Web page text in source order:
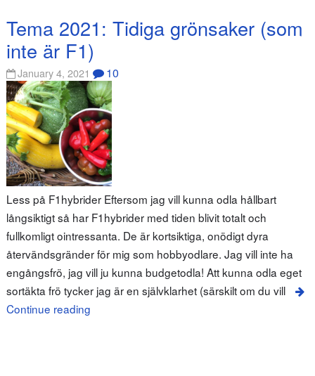
Tema 2021: Tidiga grönsaker (som
inte är F1)
January 4, 2021 10
Less på F1hybrider Eftersom jag vill kunna odla hållbart
långsiktigt så har F1hybrider med tiden blivit totalt och
fullkomligt ointressanta. De är kortsiktiga, onödigt dyra
återvändsgränder för mig som hobbyodlare. Jag vill inte ha
engångsfrö, jag vill ju kunna budgetodla! Att kunna odla eget
sortäkta frö tycker jag är en självklarhet (särskilt om du vill
Continue reading